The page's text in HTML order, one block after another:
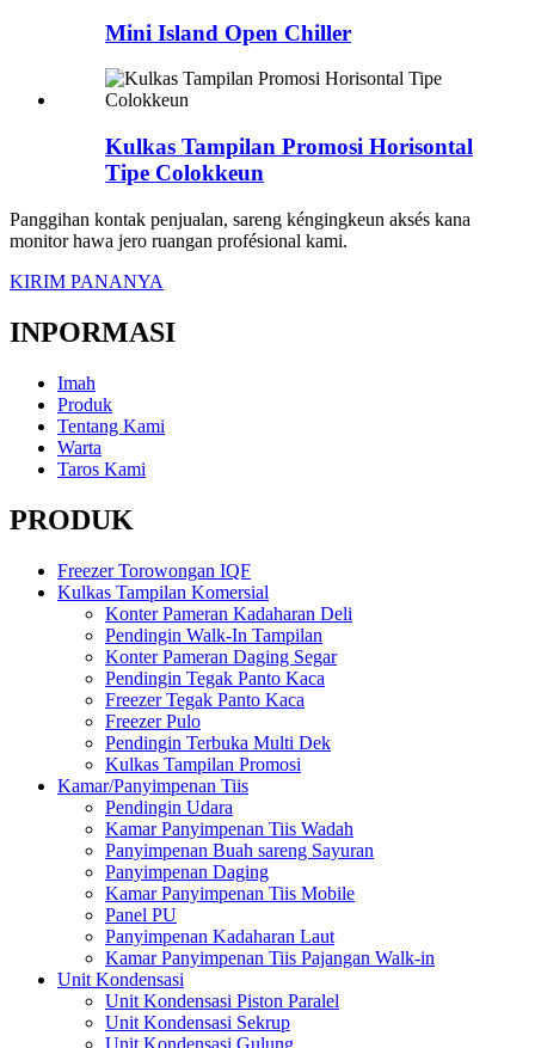
Mini Island Open Chiller
Kulkas Tampilan Promosi Horisontal
Tipe Colokkeun
Panggihan kontak penjualan, sareng kéngingkeun aksés kana
monitor hawa jero ruangan profésional kami.
KIRIM PANANYA
INPORMASI
Imah
Produk
Tentang Kami
Warta
Taros Kami
PRODUK
Freezer Torowongan IQF
Kulkas Tampilan Komersial
Konter Pameran Kadaharan Deli
Pendingin Walk-In Tampilan
Konter Pameran Daging Segar
Pendingin Tegak Panto Kaca
Freezer Tegak Panto Kaca
Freezer Pulo
Pendingin Terbuka Multi Dek
Kulkas Tampilan Promosi
Kamar/Panyimpenan Tiis
Pendingin Udara
Kamar Panyimpenan Tiis Wadah
Panyimpenan Buah sareng Sayuran
Panyimpenan Daging
Kamar Panyimpenan Tiis Mobile
Panel PU
Panyimpenan Kadaharan Laut
Kamar Panyimpenan Tiis Pajangan Walk-in
Unit Kondensasi
Unit Kondensasi Piston Paralel
Unit Kondensasi Sekrup
Unit Kondensasi Gulung